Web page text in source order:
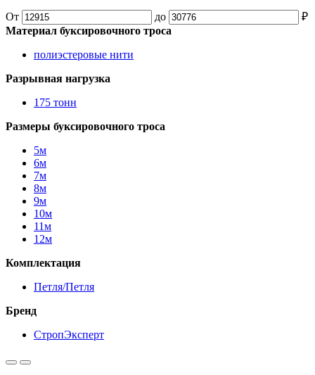
От до
₽
Материал буксировочного троса
полиэстеровые нити
Разрывная нагрузка
175 тонн
Размеры буксировочного троса
5м
6м
7м
8м
9м
10м
11м
12м
Комплектация
Петля/Петля
Бренд
СтропЭксперт